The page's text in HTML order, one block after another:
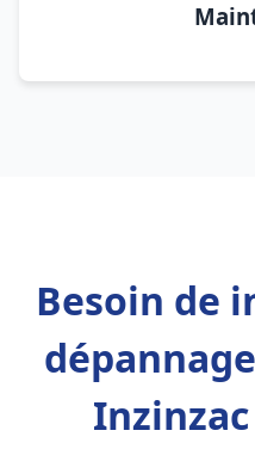
Besoin de